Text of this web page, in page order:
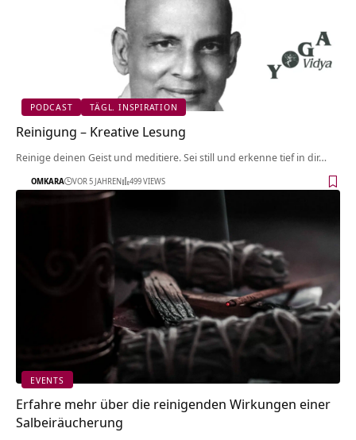
PODCAST TÄGL. INSPIRATION
Reinigung – Kreative Lesung
Reinige deinen Geist und meditiere. Sei still und erkenne tief in dir…
OMKARA VOR 5 JAHREN 499 VIEWS
EVENTS
Erfahre mehr über die reinigenden Wirkungen einer
Salbeiräucherung